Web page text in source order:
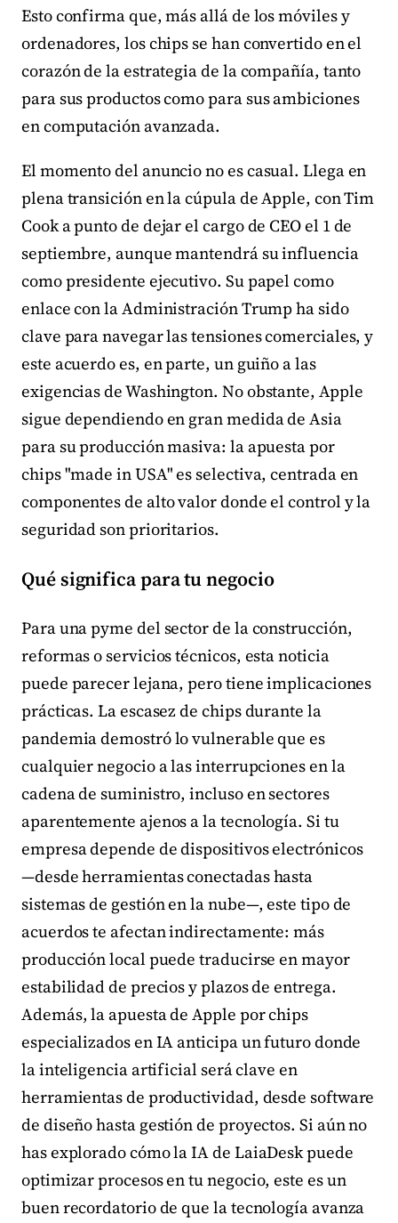
Esto confirma que, más allá de los móviles y
ordenadores, los chips se han convertido en el
corazón de la estrategia de la compañía, tanto
para sus productos como para sus ambiciones
en computación avanzada.
El momento del anuncio no es casual. Llega en
plena transición en la cúpula de Apple, con Tim
Cook a punto de dejar el cargo de CEO el 1 de
septiembre, aunque mantendrá su influencia
como presidente ejecutivo. Su papel como
enlace con la Administración Trump ha sido
clave para navegar las tensiones comerciales, y
este acuerdo es, en parte, un guiño a las
exigencias de Washington. No obstante, Apple
sigue dependiendo en gran medida de Asia
para su producción masiva: la apuesta por
chips "made in USA" es selectiva, centrada en
componentes de alto valor donde el control y la
seguridad son prioritarios.
Qué significa para tu negocio
Para una pyme del sector de la construcción,
reformas o servicios técnicos, esta noticia
puede parecer lejana, pero tiene implicaciones
prácticas. La escasez de chips durante la
pandemia demostró lo vulnerable que es
cualquier negocio a las interrupciones en la
cadena de suministro, incluso en sectores
aparentemente ajenos a la tecnología. Si tu
empresa depende de dispositivos electrónicos
—desde herramientas conectadas hasta
sistemas de gestión en la nube—, este tipo de
acuerdos te afectan indirectamente: más
producción local puede traducirse en mayor
estabilidad de precios y plazos de entrega.
Además, la apuesta de Apple por chips
especializados en IA anticipa un futuro donde
la inteligencia artificial será clave en
herramientas de productividad, desde software
de diseño hasta gestión de proyectos. Si aún no
has explorado cómo la IA de LaiaDesk puede
optimizar procesos en tu negocio, este es un
buen recordatorio de que la tecnología avanza